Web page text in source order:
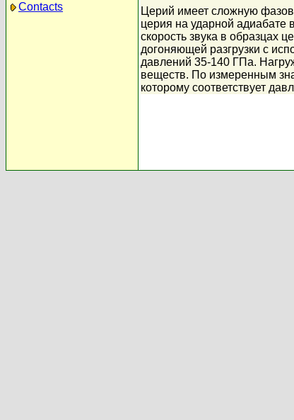
Contacts
Церий имеет сложную
церия на ударной
скорость звука в образцах
догоняющей разгрузки с
давлений 35-140 ГПа.
веществ. По измеренным
которому соответствует